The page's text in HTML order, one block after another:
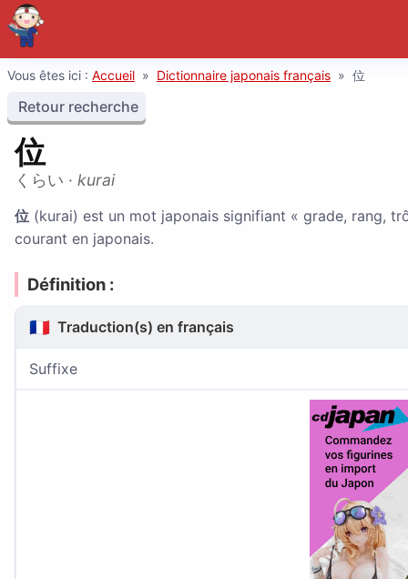
Vous êtes ici : Accueil » Dictionnaire japonais français » 位
Retour recherche
位
くらい · kurai
位 (kurai) est un mot japonais signifiant « grade, rang,
courant en japonais.
Définition :
🇫🇷 Traduction(s) en français
Suffixe